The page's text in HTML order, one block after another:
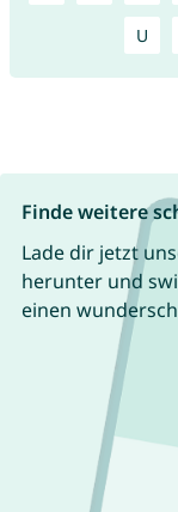
U
Finde weitere
Lade dir jetzt
herunter und
einen